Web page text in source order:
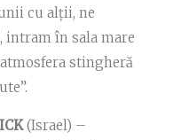
cu alții, ne
intram în sala mare
stingheră
(Israel) –